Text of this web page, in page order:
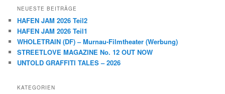
NEUESTE BEITRÄGE
HAFEN JAM 2026 Teil2
HAFEN JAM 2026 Teil1
WHOLETRAIN (DF) – Murnau-Filmtheater (Werbung)
STREETLOVE MAGAZINE No. 12 OUT NOW
UNTOLD GRAFFITI TALES – 2026
KATEGORIEN